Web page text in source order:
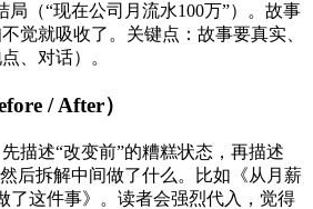
（“现在公司月流水100万”）。故事
觉就吸收了。关键点：故事要真实、
、对话）。
/ After）
描述“改变前”的糟糕状态，再描述
后拆解中间做了什么。比如《从月薪
了这件事》。读者会强烈代入，觉得